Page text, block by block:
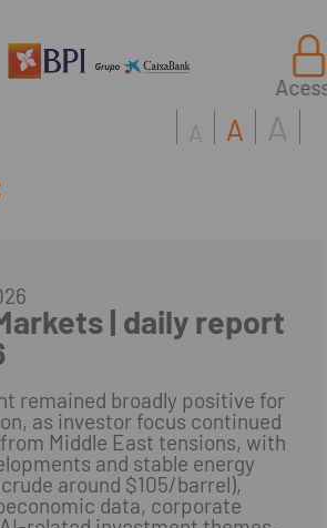
A A A
| daily report
remained broadly positive for
as investor focus continued
Middle East tensions, with
and stable energy
around $105/barrel),
data, corporate